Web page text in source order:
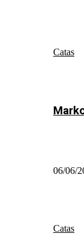
Catas
06/06/
Catas